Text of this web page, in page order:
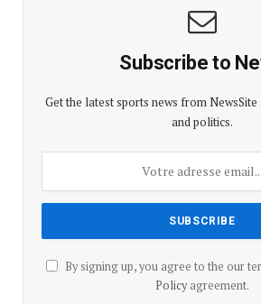
Subscribe to
Get the latest sports news from
and politics.
By signing up, you agree to the our
Policyagreement.